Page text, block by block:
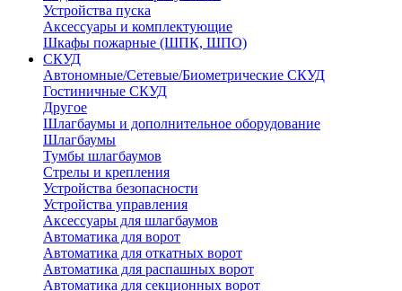
Устройства пуска
Аксессуары и комплектующие
Шкафы пожарные (ШПК, ШПО)
СКУД
Автономные/Сетевые/Биометрические СКУД
Гостиничные СКУД
Другое
Шлагбаумы и дополнительное оборудование
Шлагбаумы
Тумбы шлагбаумов
Стрелы и крепления
Устройства безопасности
Устройства управления
Аксессуары для шлагбаумов
Автоматика для ворот
Автоматика для откатных ворот
Автоматика для распашных ворот
Автоматика для секционных ворот